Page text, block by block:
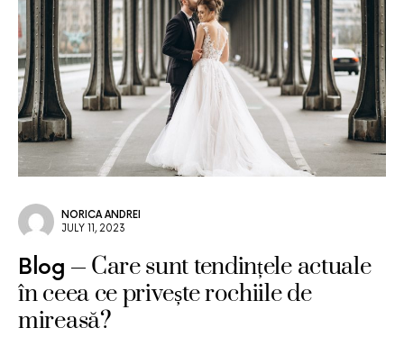
NORICA ANDREI
JULY 11, 2023
Blog
Care sunt tendințele actuale
în ceea ce privește rochiile de
mireasă?